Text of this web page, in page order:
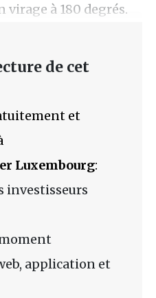
à 180 degrés.
de cet
et
Luxembourg:
investisseurs
application et